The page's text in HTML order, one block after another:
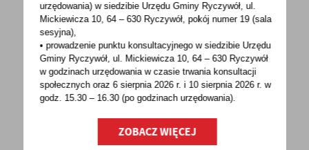
15 - 11 - 2022
Wnioski o dodatek węglowy po zmianie
przepisów obowiązujących od dnia 3
listopada 2022 r.
Na podstawie art. 2 ust. 3c, 3d i 3e ustawy
z dnia 5 sierpnia 2022 r. o dodatku węglowym
urzędowania) w siedzibie Urzędu Gminy Ryczywół, ul.
Mickiewicza 10, 64 – 630 Ryczywół, pokójnumer 19 (sala
sesyjna),
• prowadzenie punktu konsultacyjnego w siedzibie Urzędu
Gminy Ryczywół, ul. Mickiewicza 10, 64 – 630 Ryczywół
w godzinachurzędowania w czasie trwania konsultacji
społecznych oraz 6 sierpnia 2026 r. i 10 sierpnia 2026 r. w
godz. 15.30 – 16.30 (po godzinachurzędowania).
ZOBACZ WIĘCEJ